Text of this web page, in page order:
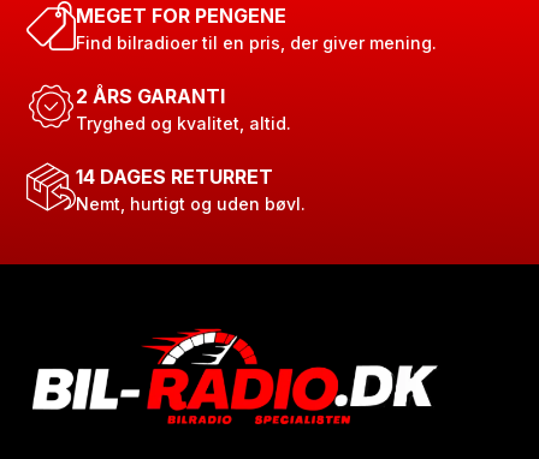
MEGET FOR PENGENE
Find bilradioer til en pris, der giver mening.
2 ÅRS GARANTI
Tryghed og kvalitet, altid.
14 DAGES RETURRET
Nemt, hurtigt og uden bøvl.